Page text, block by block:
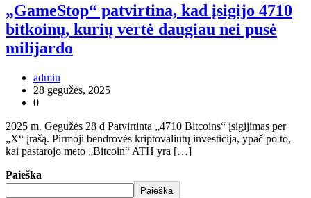
„GameStop“ patvirtina, kad įsigijo 4710
bitkoinų, kurių vertė daugiau nei pusė
milijardo
admin
28 gegužės, 2025
0
2025 m. Gegužės 28 d Patvirtinta „4710 Bitcoins“ įsigijimas per
„X“ įrašą. Pirmoji bendrovės kriptovaliutų investicija, ypač po to,
kai pastarojo meto „Bitcoin“ ATH yra […]
Paieška
Paieška